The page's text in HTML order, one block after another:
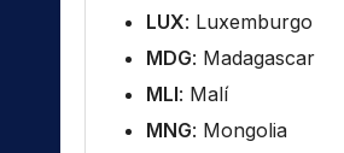
LUX: Luxemburgo
MDG: Madagascar
MLI: Malí
MNG: Mongolia